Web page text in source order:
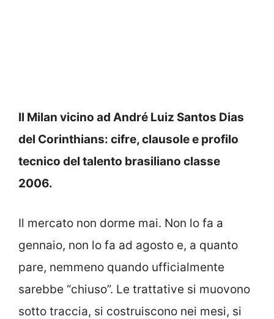
Il Milan vicino ad André Luiz Santos Dias
del Corinthians: cifre, clausole e profilo
tecnico del talento brasiliano classe
2006.
Il mercato non dorme mai. Non lo fa a
gennaio, non lo fa ad agosto e, a quanto
pare, nemmeno quando ufficialmente
sarebbe “chiuso”. Le trattative si muovono
sotto traccia, si costruiscono nei mesi, si